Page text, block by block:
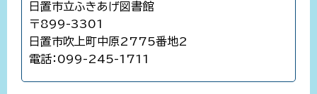
日置市立ふきあげ図書館
〒899-3301
日置市吹上町中原2775番地2
電話：099-245-1711